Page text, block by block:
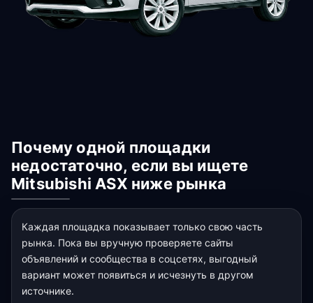
Почему одной площадки
недостаточно, если вы ищете
Mitsubishi ASX ниже рынка
Каждая площадка показывает только свою часть
рынка. Пока вы вручную проверяете сайты
объявлений и сообщества в соцсетях, выгодный
вариант может появиться и исчезнуть в другом
источнике.